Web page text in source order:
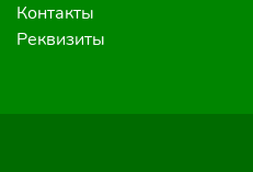
Контакты
Реквизиты